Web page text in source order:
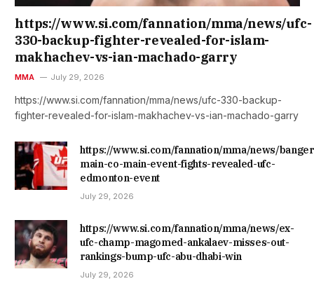
https://www.si.com/fannation/mma/news/ufc-
330-backup-fighter-revealed-for-islam-
makhachev-vs-ian-machado-garry
MMA July 29, 2026
https://www.si.com/fannation/mma/news/ufc-330-backup-
fighter-revealed-for-islam-makhachev-vs-ian-machado-garry
https://www.si.com/fannation/mma/news/
main-co-main-event-fights-revealed-ufc-
edmonton-event
July 29, 2026
https://www.si.com/fannation/mma/news/ex-
ufc-champ-magomed-ankalaev-misses-out-
rankings-bump-ufc-abu-dhabi-win
July 29, 2026